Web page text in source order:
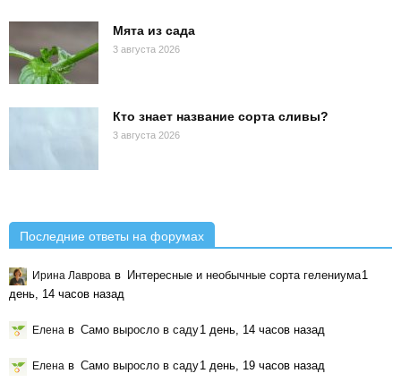
Мята из сада
3 августа 2026
Кто знает название сорта сливы?
3 августа 2026
Последние ответы на форумах
Ирина Лаврова в Интересные и необычные сорта гелениума1
день, 14 часов назад
Елена в Само выросло в саду1 день, 14 часов назад
Елена в Само выросло в саду1 день, 19 часов назад